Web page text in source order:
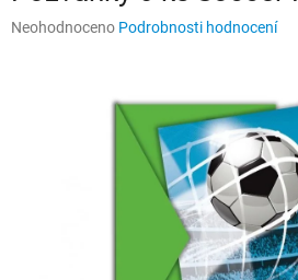
Průměrné
Neohodnoceno Podrobnosti hodnocení